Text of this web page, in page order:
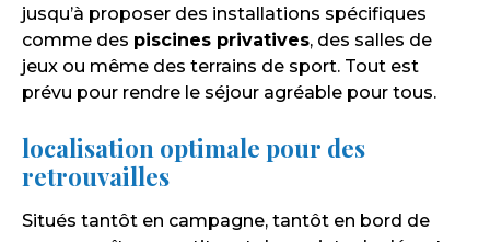
jusqu’à proposer des installations spécifiques
comme des piscines privatives, des salles de
jeux ou même des terrains de sport. Tout est
prévu pour rendre le séjour agréable pour tous.
localisation optimale pour des
retrouvailles
Situés tantôt en campagne, tantôt en bord de